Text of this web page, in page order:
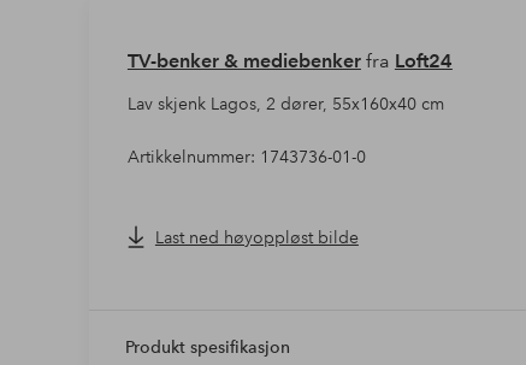
TV-benker & mediebenkerfra Loft24
Lav skjenk Lagos, 2 dører, 55x160x40 cm
Artikkelnummer: 1743736-01-0
Last ned høyoppløst bilde
Produkt spesifikasjon